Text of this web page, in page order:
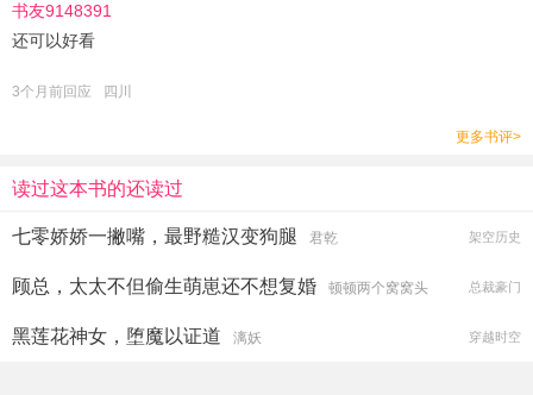
书友9148391
还可以好看
3个月前回应 四川
更多书评>
读过这本书的还读过
七零娇娇一撇嘴，最野糙汉变狗腿 君乾 架空历史
顾总，太太不但偷生萌崽还不想复婚 顿顿两个窝窝头 总裁豪门
黑莲花神女，堕魔以证道 漓妖 穿越时空